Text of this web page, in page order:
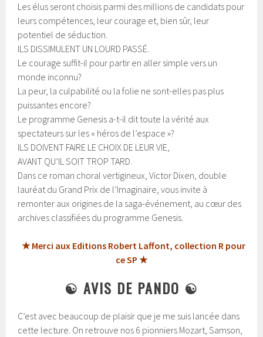
Les élus seront choisis parmi des millions de candidats pour
leurs compétences, leur courage et, bien sûr, leur
potentiel de séduction.
ILS DISSIMULENT UN LOURD PASSÉ.
Le courage suffit-il pour partir en aller simple vers un
monde inconnu?
La peur, la culpabilité ou la folie ne sont-elles pas plus
puissantes encore?
Le programme Genesis a-t-il dit toute la vérité aux
spectateurs sur les « héros de l’espace »?
ILS DOIVENT FAIRE LE CHOIX DE LEUR VIE,
AVANT QU’IL SOIT TROP TARD.
Dans ce roman choral vertigineux, Victor Dixen, double
lauréat du Grand Prix de l’Imaginaire, vous invite à
remonter aux origines de la saga-événement, au cœur des
archives classifiées du programme Genesis.
★ Merci aux Editions Robert Laffont, collection R pour
ce SP ★
☯ AVIS DE PANDO ☯
C’est avec beaucoup de plaisir que je me suis lancée dans
cette lecture. On retrouve nos 6 pionniers Mozart, Samson,